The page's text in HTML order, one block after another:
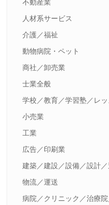
不動産業
人材系サービス
介護／福祉
動物病院・ペット
商社／卸売業
士業全般
学校／教育／学習塾／レ
小売業
工業
広告／印刷業
建築／建設／設備／設計／
物流／運送
病院／クリニック／治療